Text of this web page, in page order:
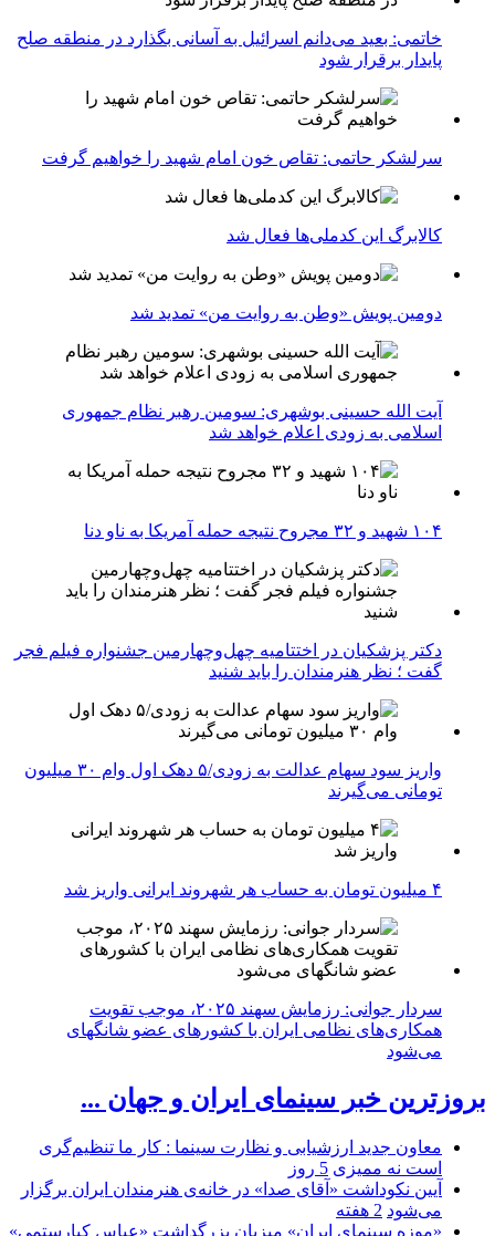
خاتمی: بعید می‌دانم اسرائیل به آسانی بگذارد در منطقه صلح
پایدار برقرار شود
سرلشکر حاتمی: تقاص خون امام شهید را خواهیم گرفت
کالابرگ این کدملی‌ها فعال شد
دومین پویش «وطن به روایت من» تمدید شد
آیت الله حسینی بوشهری: سومین رهبر نظام جمهوری
اسلامی به زودی اعلام خواهد شد
۱۰۴ شهید و ۳۲ مجروح نتیجه حمله آمریکا به ناو دنا
دکتر پزشکیان در اختتامیه چهل‌وچهارمین جشنواره فیلم فجر
گفت ؛ نظر هنرمندان را باید شنید
واریز سود سهام عدالت به زودی/۵ دهک اول وام ۳۰ میلیون
تومانی می‌گیرند
۴ میلیون تومان به حساب هر شهروند ایرانی واریز شد
سردار جوانی: رزمایش سهند ۲۰۲۵، موجب تقویت
همکاری‌های نظامی ایران با کشور‌های عضو شانگهای
می‌شود
بروزترین خبر سینمای ایران و جهان ...
معاون جدید ارزشیابی و نظارت سینما : کار ما تنظیم‌گری
است نه ممیزی 5 روز
آیین نکوداشت «آقای صدا» در خانه‌ی هنرمندان ایران برگزار
می‌شود 2 هفته
«موزه سینمای ایران» میزبان بزرگداشت «عباس کیارستمی»